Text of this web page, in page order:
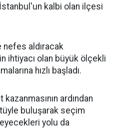
kalbi olan ilçesi
nefes aldıracak
ihtiyacı olan büyük ölçekli
hızlı başladı.
kazanmasının ardından
buluşarak seçim
yolu da